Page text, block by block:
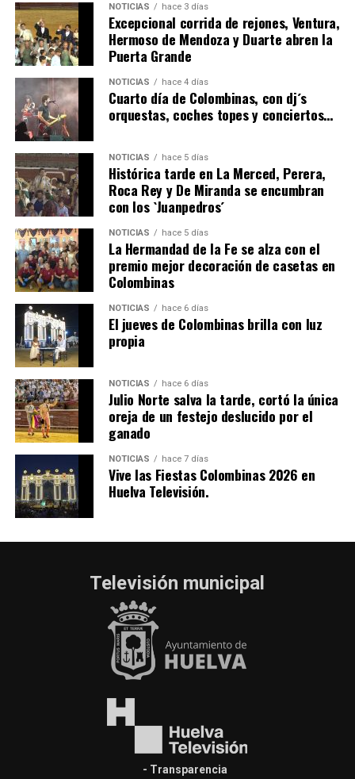
4º DÍA DE LAS FIESTAS COLOMBINAS 2026
hace 4 días Huelvatv
SEXTA CORRIDA DE LAS FIESTAS COLOMBINAS
2026
hace 2 días· Huelvatv
NOTICIAS hace 3 días
Excepcional corrida de rejones, Ventura,
Hermoso de Mendoza y Duarte abren la
Puerta Grande
NOTICIAS hace 4 días
Cuarto día de Colombinas, con dj´s
orquestas, coches topes y conciertos…
NOTICIAS hace 5 días
Histórica tarde en La Merced, Perera,
Roca Rey y De Miranda se encumbran
con los `Juanpedros´
NOTICIAS hace 5 días
La Hermandad de la Fe se alza con el
premio mejor decoración de casetas en
Colombinas
NOTICIAS hace 6 días
El jueves de Colombinas brilla con luz
propia
NOTICIAS hace 6 días
Julio Norte salva la tarde, cortó la única
oreja de un festejo deslucido por el
ganado
NOTICIAS hace 7 días
Vive las Fiestas Colombinas 2026 en
Huelva Televisión.
Televisión municipal
- Transparencia